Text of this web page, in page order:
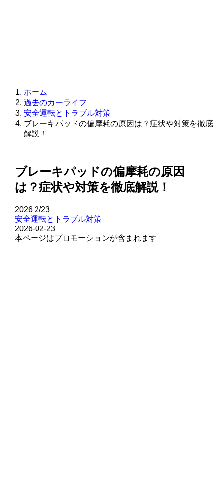
ホーム
過去のカーライフ
安全運転とトラブル対策
ブレーキパッドの偏摩耗の原因は？症状や対策を徹底
解説！
ブレーキパッドの偏摩耗の原因
は？症状や対策を徹底解説！
2026 2/23
安全運転とトラブル対策
2026-02-23
本ページはプロモーションが含まれます